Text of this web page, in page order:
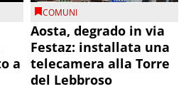
a
COMUNI
Aosta, degrado in via
Festaz: installata una
telecamera alla Torre
del Lebbroso